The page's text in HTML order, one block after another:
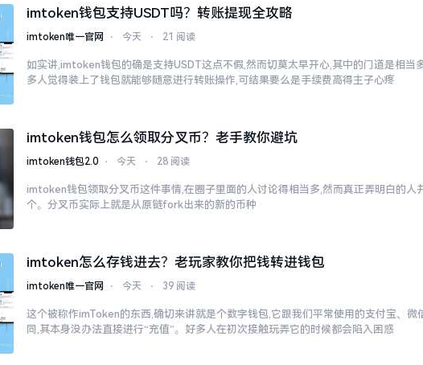
imtoken钱包支持USDT吗？转账提现全攻略
imtoken唯一官网 ⋅ 今天 ⋅ 21 阅读
如实讲,imtoken钱包的确是支持USDT这点不假,然而切莫太早开心,其中的门道是相当
多人觉得装上了钱包就能够随意进行转账操作,可结果要么是手续费高得主子心疼
imtoken钱包怎么领取分叉币？老手教你避坑
imtoken钱包2.0 ⋅ 今天 ⋅ 28 阅读
imtoken钱包领取分叉币这件事情,在圈子里面的人讨论得相当多,然而真正弄明白的人
个。分叉币实际上就是从原链fork出来的新的币种
imtoken怎么存钱进去？老玩家教你把钱转进钱包
imtoken唯一官网 ⋅ 今天 ⋅ 39 阅读
这个被称作imToken的东西,确切来讲就是个数字钱包,它跟我们平常使用的支付宝、微
同,其本身没办法直接进行“充值”。好多人在初次接触玩弄它的时候都会陷入困惑